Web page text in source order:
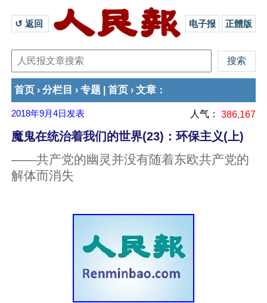
↺ 返回 电子报 正體版
首页 › 分栏目 › 专题 首页 › 文章 ：
2018年9月4日 发表 人气： 386,167
魔鬼在统治着我们的世界(23)：环保主义(上)
——共产党的幽灵并没有随着东欧共产党的
解体而消失